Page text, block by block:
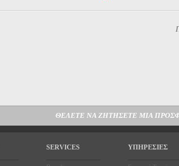
ΘΕΛΕΤΕ ΝΑ ΖΗΤΗΣΕΤΕ ΜΙΑ
SERVICES ΥΠΗΡΕΣΙΕΣ